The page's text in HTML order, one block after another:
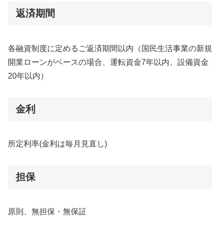
返済期間
各融資制度に定めるご返済期間以内（国民生活事業の新規
開業ローンがベースの場合、運転資金7年以内、設備資金
20年以内）
金利
所定利率(金利は毎月見直し)
担保
原則、無担保・無保証